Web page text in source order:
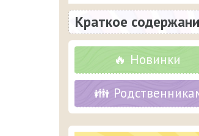
Краткое
🔥 Новинки
👪